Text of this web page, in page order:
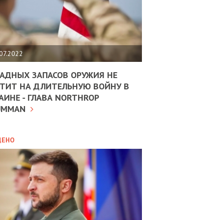
ЗАПАСОВ ОРУЖИЯ НЕ
НА ДЛИТЕЛЬНУЮ ВОЙНУ В
- ГЛАВА NORTHROP
10.02.2025